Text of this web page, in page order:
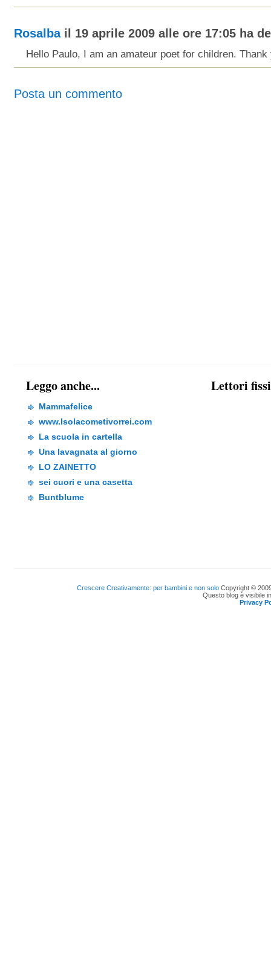
Rosalbail 19 aprile 2009 alle ore 17:05 ha
Hello Paulo, I am an amateur poet for children. Thank
Posta un commento
Leggo anche...
Mammafelice
www.Isolacometivorrei.com
La scuola in cartella
Una lavagnata al giorno
LO ZAINETTO
sei cuori e una casetta
Buntblume
Lettori fissi
Crescere Creativamente: per bambini e non solo Copyright ©
Questo blog è visibile
Privacy